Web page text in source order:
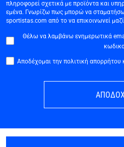
πληροφορεί σχετικά με προϊόντα και
εμένα. Γνωρίζω πως μπορώ να
sportistas.com από το να επικοινωνεί
Θέλω να λαμβάνω ενημερωτικά
Αποδέχομαι την πολιτική απορρήτου